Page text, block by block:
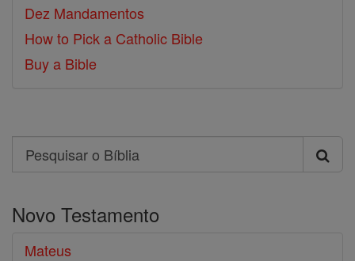
Dez Mandamentos
How to Pick a Catholic Bible
Buy a Bible
Search
Pesquisar
Bíblia
Novo Testamento
Mateus